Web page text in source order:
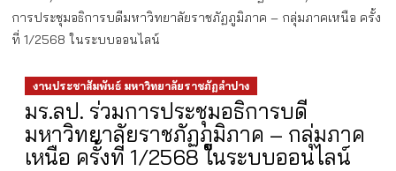
การประชุมอธิการบดีมหาวิทยาลัยราชภัฏภูมิภาค – กลุ่มภาคเหนือ ครั้ง
ที่ 1/2568 ในระบบออนไลน์
งานประชาสัมพันธ์ มหาวิทยาลัยราชภัฏลำปาง
มร.ลป. ร่วมการประชุมอธิการบดี
มหาวิทยาลัยราชภัฏภูมิภาค – กลุ่มภาค
เหนือ ครั้งที่ 1/2568 ในระบบออนไลน์